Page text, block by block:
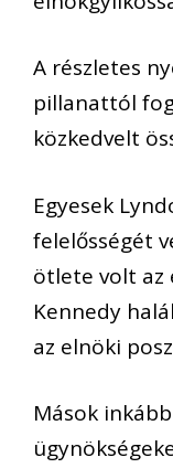
A részletes
pillanattól
közkedvelt
Egyesek
felelősségét
ötlete volt az
Kennedy
az elnöki
Mások